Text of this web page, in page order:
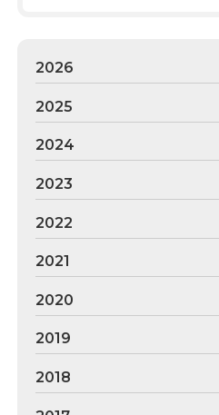
2026
2025
2024
2023
2022
2021
2020
2019
2018